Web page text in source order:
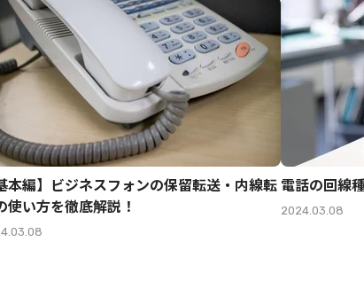
本編】ビジネスフォンの保留転送・内線転
使い方を徹底解説！
電話の回線
2024.03.08